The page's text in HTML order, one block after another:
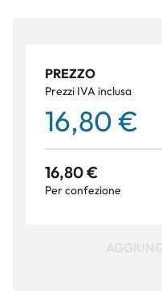
PREZZO
Prezzi IVA inclusa
16,80 €
16,80 €
Per confezione